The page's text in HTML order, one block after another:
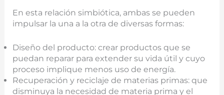
En esta relación simbiótica, ambas se pueden
impulsar la una a la otra de diversas formas:
Diseño del producto: crear productos que se
puedan reparar para extender su vida útil y cuyo
proceso implique menos uso de energía.
Recuperación y reciclaje de materias primas: que
disminuya la necesidad de materia prima y el